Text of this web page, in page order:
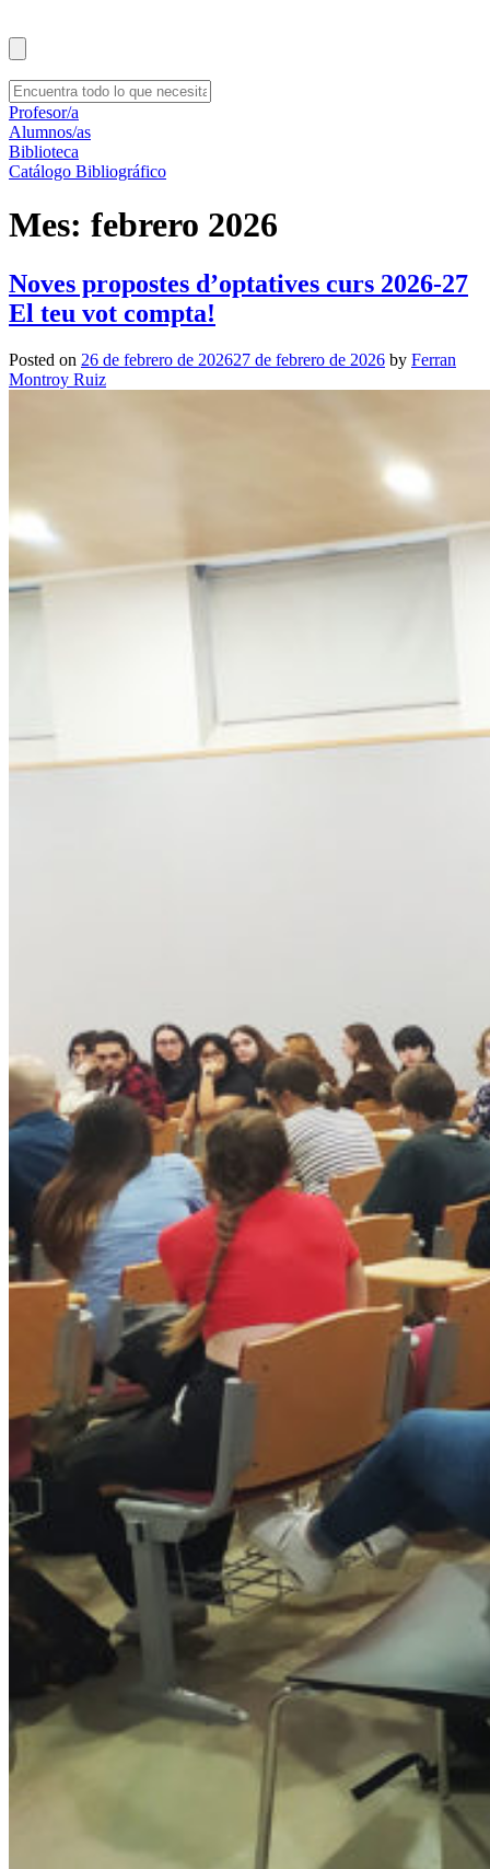
Profesor/a
Alumnos/as
Biblioteca
Catálogo Bibliográfico
Mes: febrero 2026
Noves propostes d’optatives curs 2026-27
El teu vot compta!
Posted on 26 de febrero de 202627 de febrero de 2026 by Ferran
Montroy Ruiz